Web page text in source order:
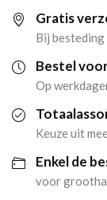
aantal
Gratis
Bij
Bestel
Op
Keuze uit
Enkel de
voor